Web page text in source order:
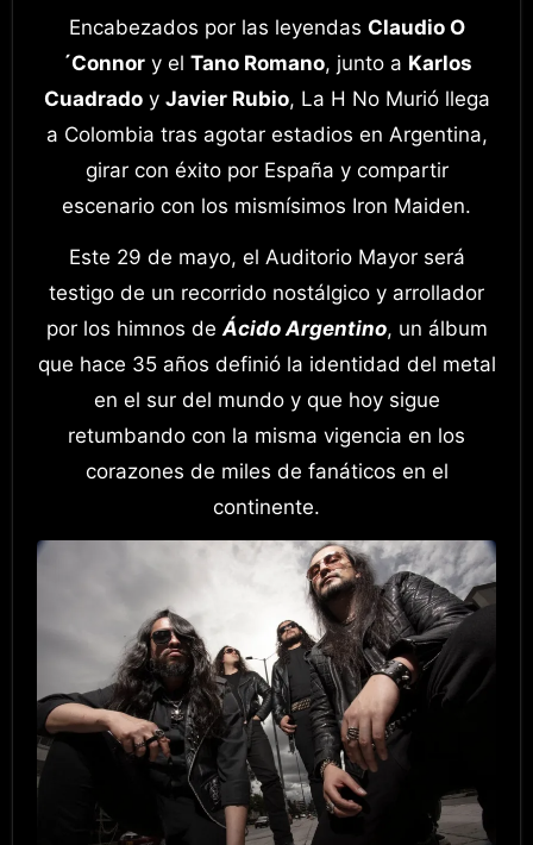
Encabezados por las leyendas Claudio O
´Connory el Tano Romano, junto a Karlos
Cuadradoy Javier Rubio, La H No Murió llega
a Colombia tras agotar estadios en Argentina,
girar con éxito por España y compartir
escenario con los mismísimos Iron Maiden.
Este 29 de mayo, el Auditorio Mayor será
testigo de un recorrido nostálgico y arrollador
por los himnos de Ácido Argentino, un álbum
que hace 35 años definió la identidad del metal
en el sur del mundo y que hoy sigue
retumbando con la misma vigencia en los
corazones de miles de fanáticos en el
continente.